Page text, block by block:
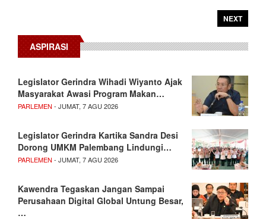
NEXT
ASPIRASI
Legislator Gerindra Wihadi Wiyanto Ajak
Masyarakat Awasi Program Makan…
PARLEMEN - JUMAT, 7 AGU 2026
Legislator Gerindra Kartika Sandra Desi
Dorong UMKM Palembang Lindungi…
PARLEMEN - JUMAT, 7 AGU 2026
Kawendra Tegaskan Jangan Sampai
Perusahaan Digital Global Untung Besar,
…